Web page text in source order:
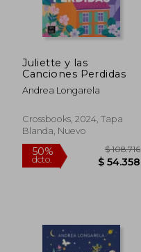
Juliette y las
Canciones Perdidas
Andrea Longarela
Crossbooks, 2024, Tapa
Blanda, Nuevo